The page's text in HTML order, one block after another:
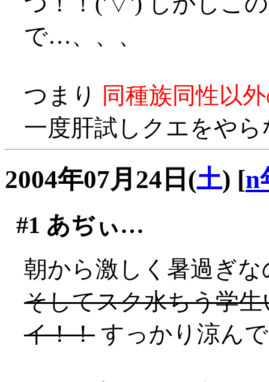
で…、、、
つまり
同種族同性以
一度肝試しクエをや
2004年07月24日(土) [n
#1 あぢぃ…
朝から激しく暑過ぎ
そしてスク水ちう学
イ！！ すっかり涼ん